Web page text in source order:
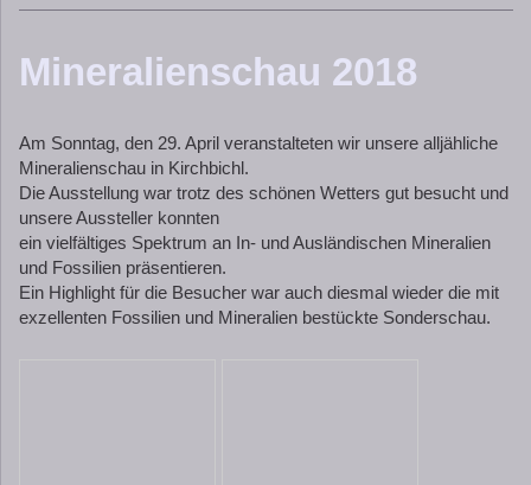
Mineralienschau 2018
Am Sonntag, den 29. April veranstalteten wir unsere alljähliche
Mineralienschau in Kirchbichl.
Die Ausstellung war trotz des schönen Wetters gut besucht und
unsere Aussteller konnten
ein vielfältiges Spektrum an In- und Ausländischen Mineralien
und Fossilien präsentieren.
Ein Highlight für die Besucher war auch diesmal wieder die mit
exzellenten Fossilien und Mineralien bestückte Sonderschau.